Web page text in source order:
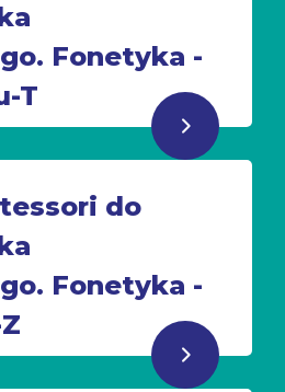
Fonetyka -
T
do
Fonetyka -